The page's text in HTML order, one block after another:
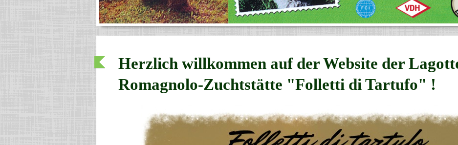
Herzlich willkommen auf der Website der
Romagnolo-Zuchtstätte "Folletti di Tartufo" !